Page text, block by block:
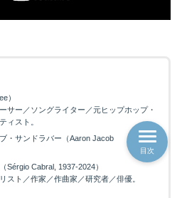
）
サー／ソングライター／元ヒップホップ・
ィスト。
・サンドラバー（Aaron Jacob
Sérgio Cabral, 1937-2024）
スト／作家／作曲家／研究者／俳優。
目次